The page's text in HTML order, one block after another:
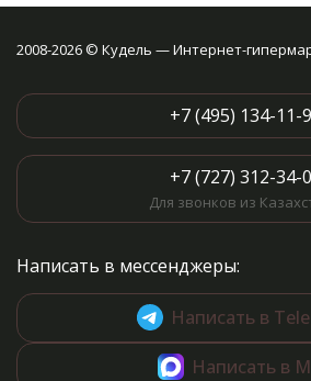
2008-2026 © Кудель — Интернет-
+7 (495) 134-11-
+7 (727) 312-34-
Для звонков из
Написать в мессенджеры:
Написать в
Написать в